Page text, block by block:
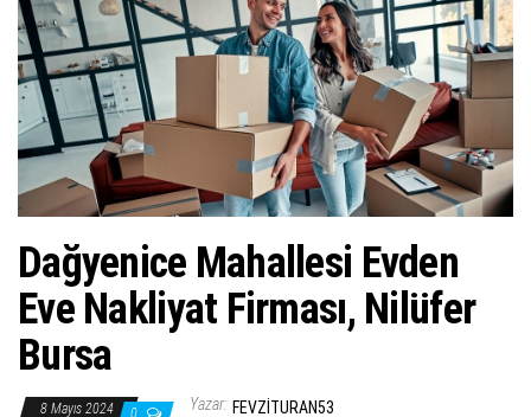
t
i
r
Dağyenice Mahallesi Evden
Eve Nakliyat Firması, Nilüfer
Bursa
8 Mayıs 2024 0 Yazar: FEVZITURAN53